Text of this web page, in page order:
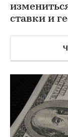
ставки и